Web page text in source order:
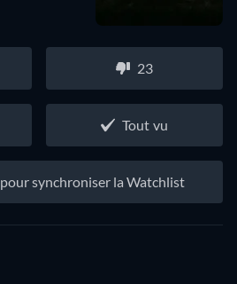
23
Tout vu
pour synchroniser la Watchlist